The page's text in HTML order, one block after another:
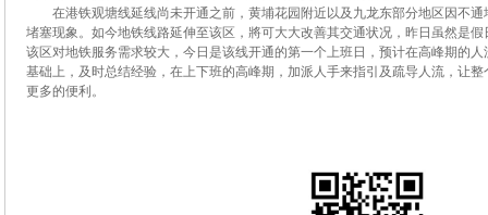
在港铁观塘线延线尚未开通之前，黄埔花园附近以及九龙东部分地区因不通
堵塞现象。如今地铁线路延伸至该区，將可大大改善其交通状况，昨日虽然是
该区对地铁服务需求较大，今日是该线开通的第一个上班日，预计在高峰期的
基础上，及时总结经验，在上下班的高峰期，加派人手来指引及疏导人流，让
更多的便利。